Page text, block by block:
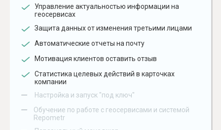
Управление актуальностью информации на
геосервисах
Защита данных от изменения третьими лицами
Автоматические отчеты на почту
Мотивация клиентов оставить отзыв
Статистика целевых действий в карточках
компании
– Настройка и запуск "под ключ"
–
Обучение по работе с геосервисами и системой
Repometr